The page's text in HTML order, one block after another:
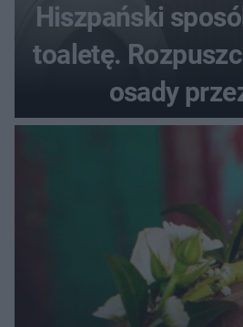
Hiszpański
toaletę.
osady